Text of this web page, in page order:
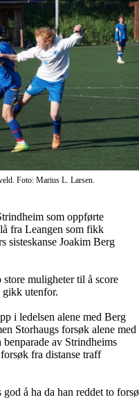
Foto: Marius L. Larsen.
som oppførte
fra Leangen som fikk
sisteskanse Joakim Berg
muligheter til å score
gikk utenfor.
i ledelsen alene med Berg
Storhaugs forsøk alene med
av Strindheims
fra distanse traff
å ha da han reddet to